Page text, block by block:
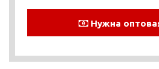
Нужна